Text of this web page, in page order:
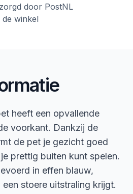
door PostNL
winkel
heeft een opvallende
voorkant. Dankzij de
de pet je gezicht goed
prettig buiten kunt spelen.
in effen blauw,
stoere uitstraling krijgt.